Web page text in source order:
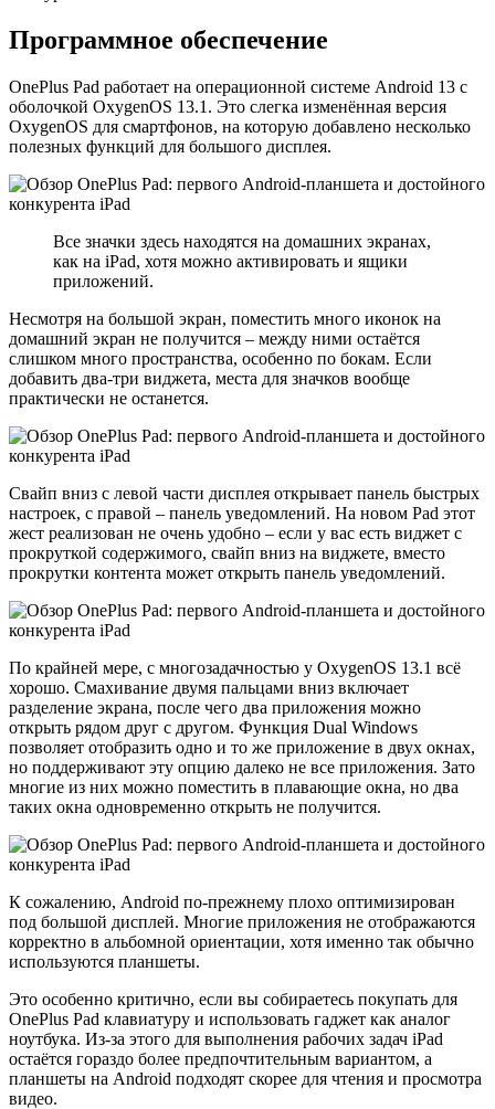
Программное обеспечение
OnePlus Pad работает на операционной системе Android 13 с
оболочкой OxygenOS 13.1. Это слегка изменённая версия
OxygenOS для смартфонов, на которую добавлено несколько
полезных функций для большого дисплея.
Все значки здесь находятся на домашних экранах,
как на iPad, хотя можно активировать и ящики
приложений.
Несмотря на большой экран, поместить много иконок на
домашний экран не получится – между ними остаётся
слишком много пространства, особенно по бокам. Если
добавить два-три виджета, места для значков вообще
практически не останется.
Свайп вниз с левой части дисплея открывает панель быстрых
настроек, с правой – панель уведомлений. На новом Pad этот
жест реализован не очень удобно – если у вас есть виджет с
прокруткой содержимого, свайп вниз на виджете, вместо
прокрутки контента может открыть панель уведомлений.
По крайней мере, с многозадачностью у OxygenOS 13.1 всё
хорошо. Смахивание двумя пальцами вниз включает
разделение экрана, после чего два приложения можно
открыть рядом друг с другом. Функция Dual Windows
позволяет отобразить одно и то же приложение в двух окнах,
но поддерживают эту опцию далеко не все приложения. Зато
многие из них можно поместить в плавающие окна, но два
таких окна одновременно открыть не получится.
К сожалению, Android по-прежнему плохо оптимизирован
под большой дисплей. Многие приложения не отображаются
корректно в альбомной ориентации, хотя именно так обычно
используются планшеты.
Это особенно критично, если вы собираетесь покупать для
OnePlus Pad клавиатуру и использовать гаджет как аналог
ноутбука. Из-за этого для выполнения рабочих задач iPad
остаётся гораздо более предпочтительным вариантом, а
планшеты на Android подходят скорее для чтения и просмотра
видео.